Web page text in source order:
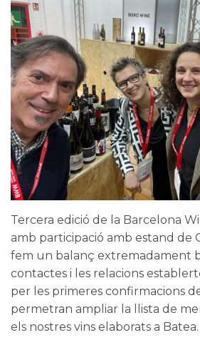
Tercera edició de la Barcelona
amb participació amb estand de
fem un balanç extremadament
contactes i les relacions
per les primeres confirmacions
permetran ampliar la llista de
els nostres vins elaborats a Batea.